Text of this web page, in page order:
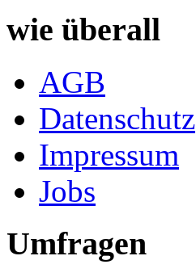
wie überall
AGB
Datenschutz
Impressum
Jobs
Umfragen